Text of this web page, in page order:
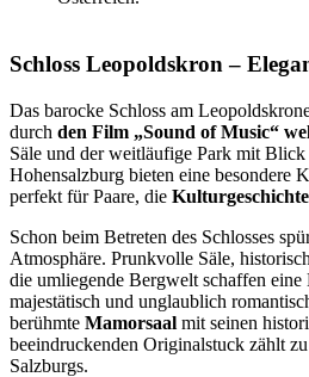
Schloss Leopoldskron –
Das barocke Schloss am
durch den Film „Sound of Music“
Säle und der weitläufige Park mit Blick
Hohensalzburg bieten eine besondere
perfekt für Paare, die
Schon beim Betreten des Schlosses
Atmosphäre. Prunkvolle Säle,
die umliegende Bergwelt schaffen
majestätisch und unglaublich
berühmte Mamorsaal mit seinen
beeindruckenden Originalstuck zählt zu
Salzburgs.